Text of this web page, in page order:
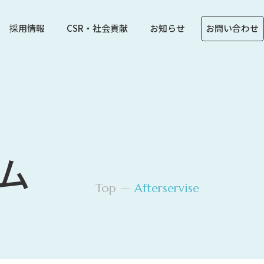
採用情報 CSR・社会貢献 お知らせ お問い合わせ
Top Afterservise